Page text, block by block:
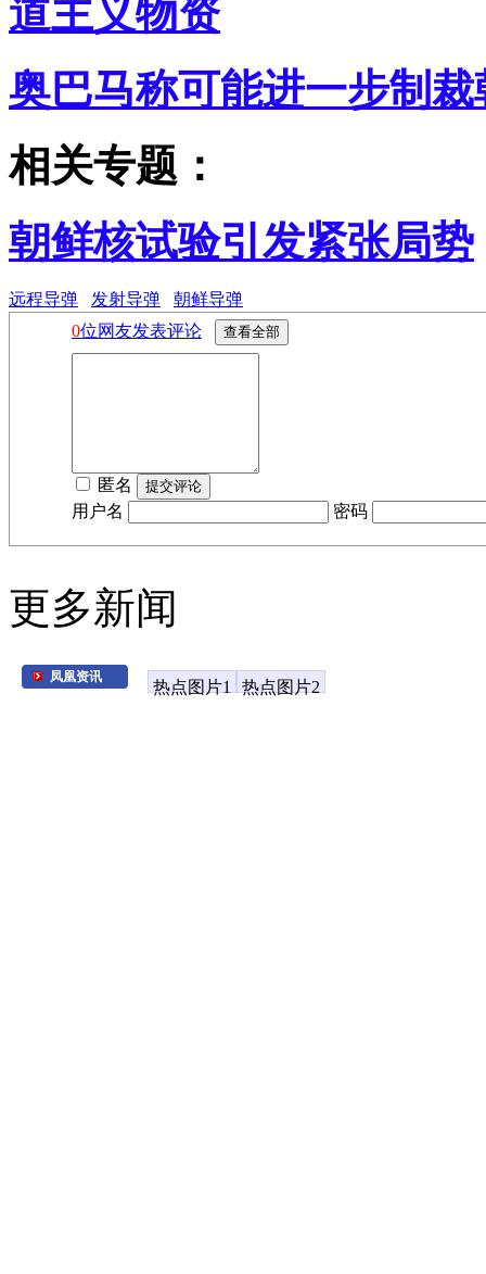
道主义物资
奥巴马称可能进一步制裁
相关专题：
朝鲜核试验引发紧张局势
远程导弹 发射导弹
朝鲜导弹
0位网友发表评论
匿名
用户名
密码
更多新闻
凤凰资讯
热点图片1 热点图片2